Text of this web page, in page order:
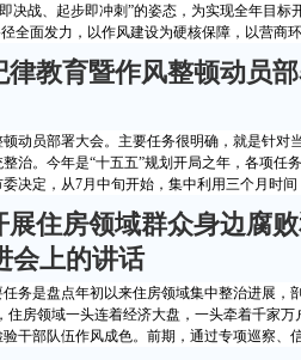
决战、起步即冲刺”的姿态，为实现全年目
全面发力，以作风建设为硬核保障，以营商
律教育暨作风整顿动员
动员部署大会。主要任务很明确，就是针对
治。今年是“十五五”规划开局之年，各项任
决定，从7月中旬开始，集中利用三个月时
展住房领域群众身边腐
会上的讲话
务是盘点年初以来住房领域集中整治进展，
住房领域一头连着经济大盘，一头牵着千家
干部队伍作风成色。前期，通过专项巡察、